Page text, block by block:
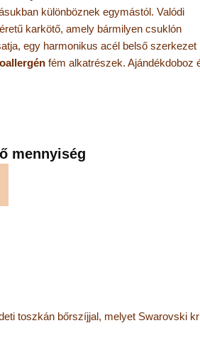
különböznek egymástól. Valódi
karkötő, amely bármilyen csuklón
egy harmonikus acél belső szerkezet
fém alkatrészek. Ajándékdoboz
mennyiség
toszkán bőrszíjjal, melyet Swarovski